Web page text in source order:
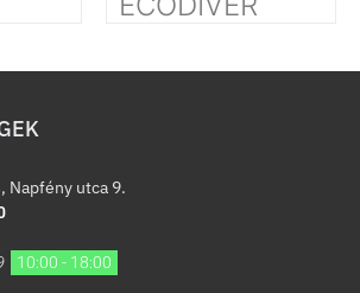
Napfény utca 9.
10:00 - 18:00